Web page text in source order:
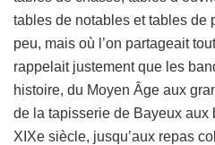
tables de notables et tables de
peu, mais où l’on partageait
rappelait justement que les
histoire, du Moyen Âge aux
de la tapisserie de Bayeux aux
XIXe siècle, jusqu’aux repas